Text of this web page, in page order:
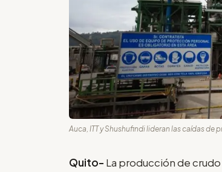
Auca, ITT y Shushufindi lideran las caídas
Quito- La producción de